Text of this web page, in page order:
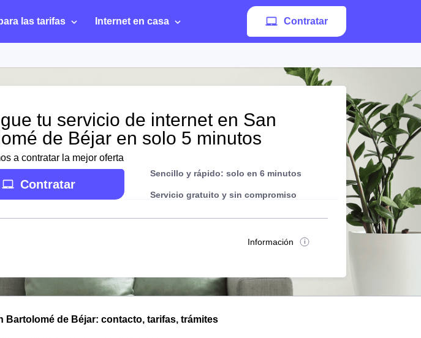
las tarifas Internet en casa Contratar
tu servicio de internet en San
de Béjar en solo 5 minutos
a contratar la mejor oferta
Contratar
Sencillo y rápido: solo en 6 minutos
Servicio gratuito y sin compromiso
Información
Bartolomé de Béjar: contacto, tarifas, trámites